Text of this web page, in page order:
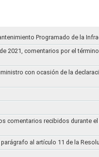
Programado de la
2021, comentarios por el
con ocasión de la
comentarios recibidos durante
al artículo 11 de la